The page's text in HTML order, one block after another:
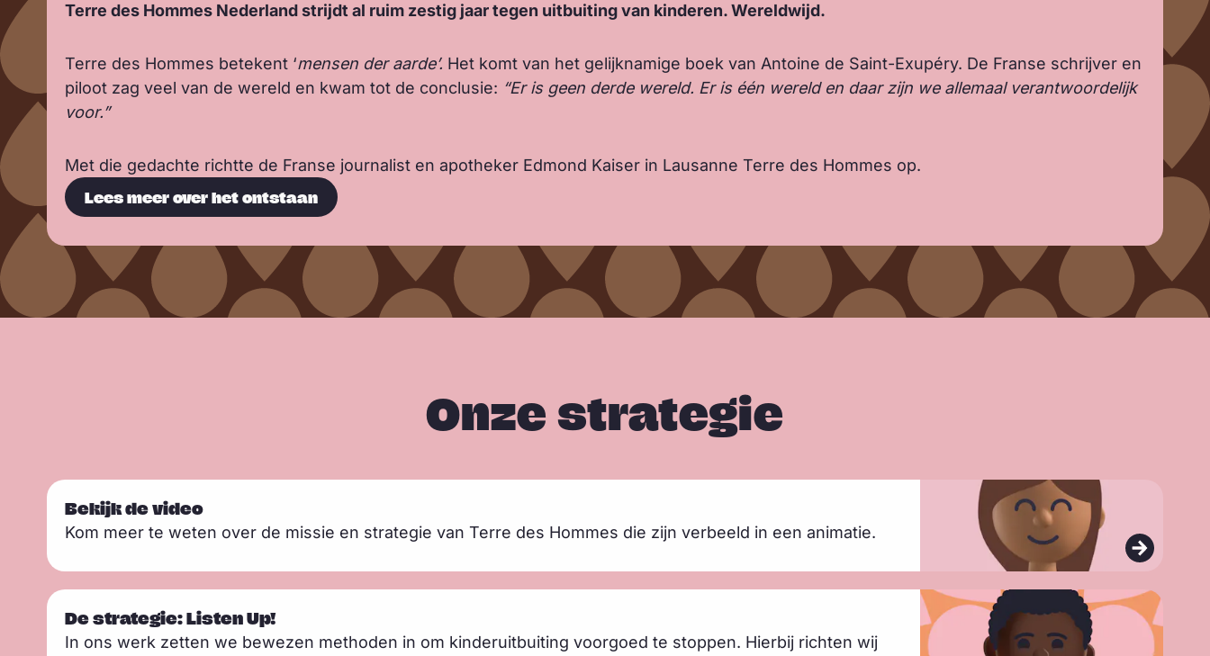
Terre des Hommes Nederland strijdt al ruim zestig jaar tegen uitbuiting van kinderen. Wereldwijd.
Terre des Hommes betekent ‘mensen der aarde’. Het komt van het gelijknamige boek van Antoine de Saint-Exupéry. De Franse schrijver en
piloot zag veel van de wereld en kwam tot de conclusie: “Er is geen derde wereld. Er is één wereld en daar zijn we allemaal verantwoordelijk
voor.”
Met die gedachte richtte de Franse journalist en apotheker Edmond Kaiser in Lausanne Terre des Hommes op.
Lees meer over het ontstaan
Onze strategie
Bekijk de video
Kom meer te weten over de missie en strategie van Terre des Hommes die zijn verbeeld in een animatie.
L
s
m
De strategie: Listen Up!
In ons werk zetten we bewezen methoden in om kinderuitbuiting voorgoed te stoppen. Hierbij richten wij
L